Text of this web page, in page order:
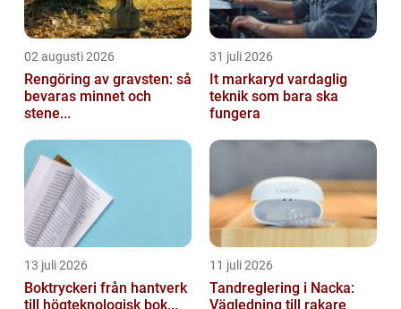
02 augusti 2026
Rengöring av gravsten: så
bevaras minnet och
stene...
31 juli 2026
It markaryd vardaglig
teknik som bara ska
fungera
13 juli 2026
Boktryckeri från hantverk
till högteknologisk bok...
11 juli 2026
Tandreglering i Nacka:
Vägledning till rakare